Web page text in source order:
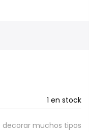
1 en stock
decorar muchos tipos